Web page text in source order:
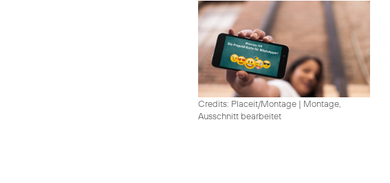
Credits: Placeit/Montage | Montage,
Ausschnitt bearbeitet